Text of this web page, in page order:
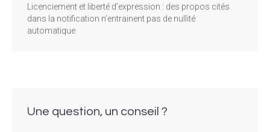
Licenciement et liberté d’expression : des propos cités
dans la notification n’entrainent pas de nullité
automatique
Une question, un conseil ?